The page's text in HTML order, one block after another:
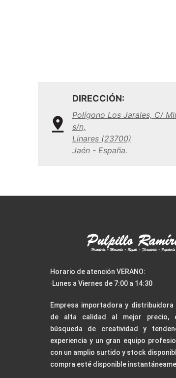
DIRECCIÓN:
Polígono Los Jarales, C/
s/n,
Linares (23700)
Jaén - España.
Horario de atención VERANO:
·Lunes a Viernes de 7:00 a 14:30
Empresa importadora y
de alta calidad al mejor precio,
búsqueda de creatividad y
experiencia y un gran equipo
con un amplio surtido y stock
compra esté disponible